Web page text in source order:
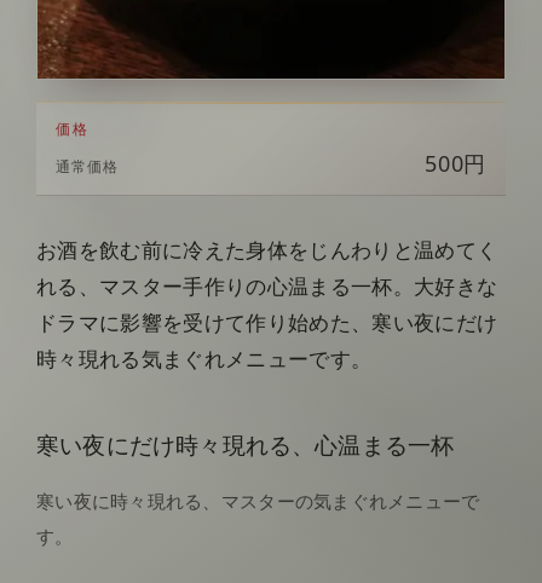
価格
通常価格
500円
お酒を飲む前に冷えた身体をじんわりと温めてく
れる、マスター手作りの心温まる一杯。大好きな
ドラマに影響を受けて作り始めた、寒い夜にだけ
時々現れる気まぐれメニューです。
寒い夜にだけ時々現れる、心温まる一杯
寒い夜に時々現れる、マスターの気まぐれメニューで
す。